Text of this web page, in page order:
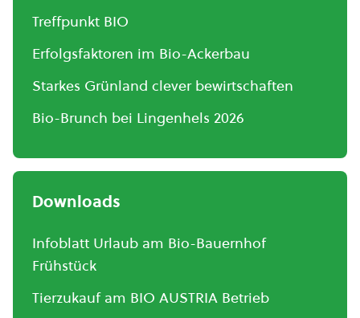
Treffpunkt BIO
Erfolgsfaktoren im Bio-Ackerbau
Starkes Grünland clever bewirtschaften
Bio-Brunch bei Lingenhels 2026
Downloads
Infoblatt Urlaub am Bio-Bauernhof
Frühstück
Tierzukauf am BIO AUSTRIA Betrieb